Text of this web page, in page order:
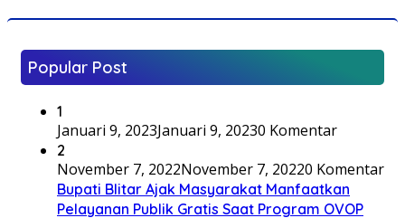
Popular Post
1
Januari 9, 2023Januari 9, 20230 Komentar
2
November 7, 2022November 7, 20220 Komentar
Bupati Blitar Ajak Masyarakat Manfaatkan
Pelayanan Publik Gratis Saat Program OVOP